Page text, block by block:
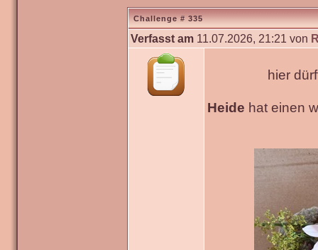
Challenge # 335
Verfasst am 11.07.2026, 21:21 von
hier
Heide hat einen